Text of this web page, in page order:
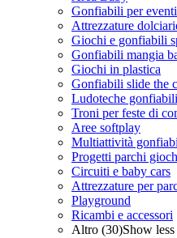
Gonfiabili per eventi
Attrezzature
Giochi e gonfiabili
Gonfiabili mangia
Giochi in plastica
Gonfiabili slide the
Ludoteche gonfiabili
Troni per feste di
Aree softplay
Multiattività
Progetti parchi
Circuiti e baby cars
Attrezzature per
Playground
Ricambi e accessori
Altro (30)Show less